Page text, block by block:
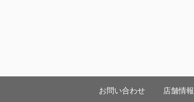
お問い合わせ 店舗情報